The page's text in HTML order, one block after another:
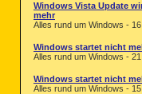
Windows Vista Update
mehr
Alles rund um Windows -
Windows startet nicht
Alles rund um Windows -
Windows startet nicht
Alles rund um Windows -